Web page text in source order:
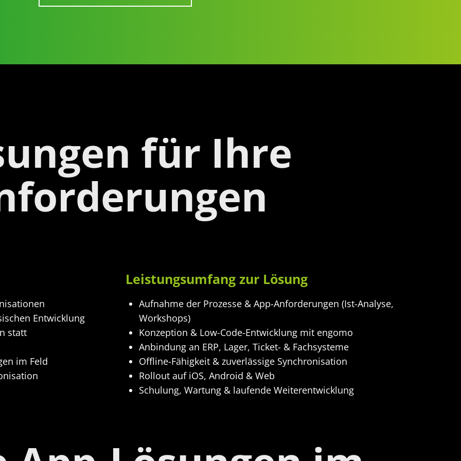
für Ihre
Entwicklung
statt
im Feld
Leistungsumfang zur Lösung
Aufnahme der Prozesse & App-Anforderungen (Ist-Analyse,
Workshops)
Konzeption & Low-Code-Entwicklung mit engomo
Anbindung an ERP, Lager, Ticket- & Fachsysteme
Offline-Fähigkeit & zuverlässige Synchronisation
Rollout auf iOS, Android & Web
Schulung, Wartung & laufende Weiterentwicklung